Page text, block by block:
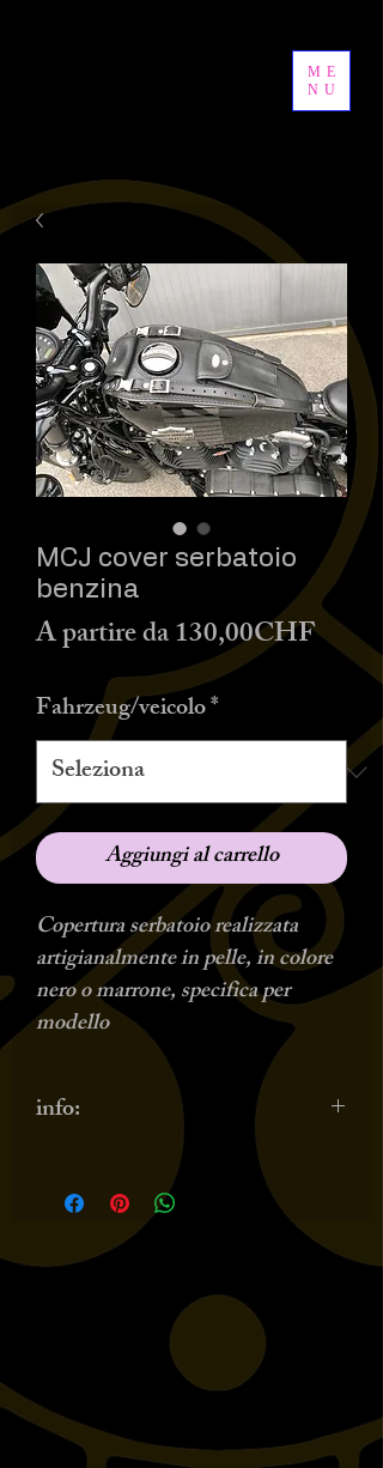
ME
NU
MCJ cover serbatoio
benzina
A partire da130,00CHFPrezzo
Fahrzeug/veicolo*
Aggiungi al carrello
Copertura serbatoio realizzata
artigianalmente in pelle, in colore
nero o marrone, specifica per
modello
info:
non per sporster con comandi
centrali (883 r, 883 iron, 1200
nightster, 1200 roadster ecc)
vedere: Royal Short comandi